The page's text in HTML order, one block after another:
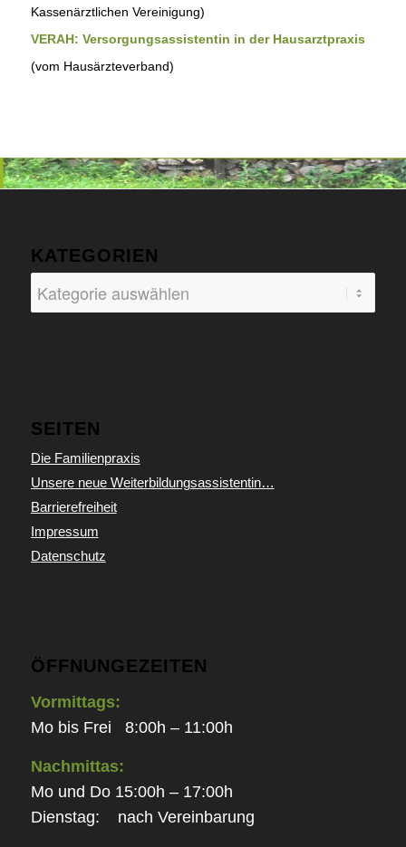
Kassenärztlichen Vereinigung)
VERAH: Versorgungsassistentin in der Hausarztpraxis
(vom Hausärzteverband)
KATEGORIEN
SEITEN
Die Familienpraxis
Unsere neue Weiterbildungsassistentin…
Barrierefreiheit
Impressum
Datenschutz
ÖFFNUNGEZEITEN
Vormittags:
Mo bis Frei 8:00h – 11:00h
Nachmittas:
Mo und Do 15:00h – 17:00h
Dienstag: nach Vereinbarung